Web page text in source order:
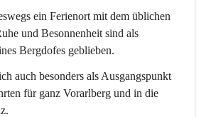
ein Ferienort mit dem üblichen
und Besonnenheit sind als
Bergdofes geblieben.
auch besonders als Ausgangspunkt
für ganz Vorarlberg und in die